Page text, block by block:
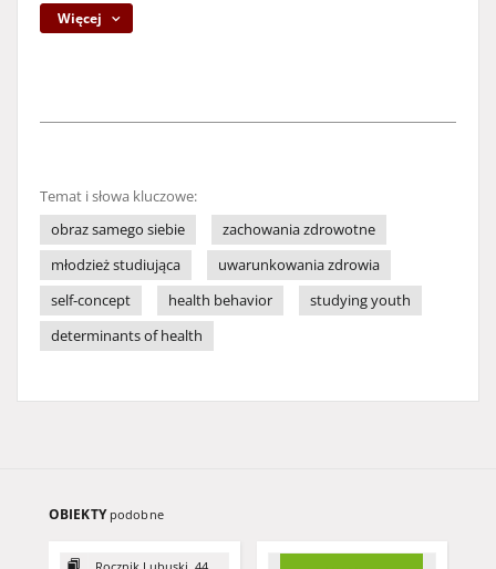
Więcej
Temat i słowa kluczowe:
obraz samego siebie
zachowania zdrowotne
młodzież studiująca
uwarunkowania zdrowia
self-concept
health behavior
studying youth
determinants of health
OBIEKTY podobne